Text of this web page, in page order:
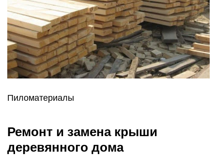
Пиломатериалы
Ремонт и замена крыши
деревянного дома